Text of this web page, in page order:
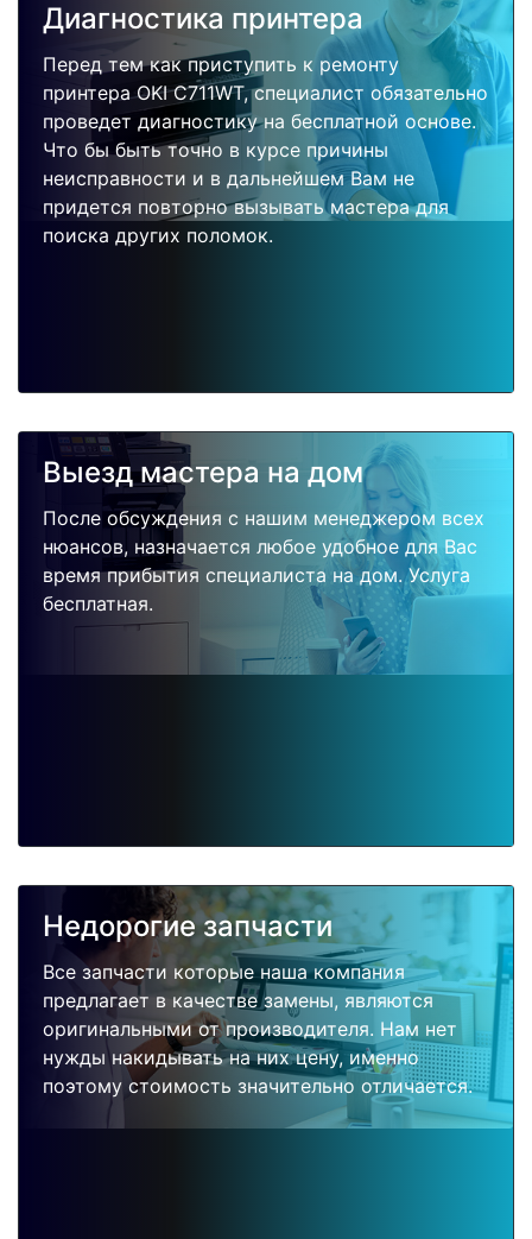
Диагностика принтера
Перед тем как приступить к ремонту
принтера OKI C711WT, специалист обязательно
проведет диагностику на бесплатной основе.
Что бы быть точно в курсе причины
неисправности и в дальнейшем Вам не
придется повторно вызывать мастера для
поиска других поломок.
Выезд мастера на дом
После обсуждения с нашим менеджером всех
нюансов, назначается любое удобное для Вас
время прибытия специалиста на дом. Услуга
бесплатная.
Недорогие запчасти
Все запчасти которые наша компания
предлагает в качестве замены, являются
оригинальными от производителя. Нам нет
нужды накидывать на них цену, именно
поэтому стоимость значительно отличается.